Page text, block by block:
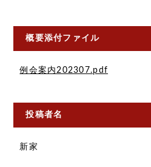
概要添付ファイル
例会案内202307.pdf
投稿者名
新家